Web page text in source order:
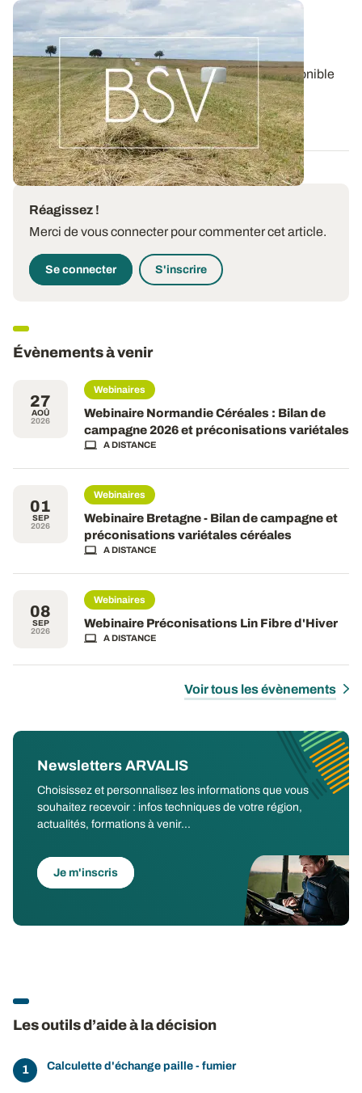
Bulletin de santé du Végétal - Lorraine :
Pommes de terre
Aujourd'hui, le BSV Pommes de terre n°17 est disponible
pour la région LORRAINE.
06 AOÛT 2026
Réagissez !
Merci de vous connecter pour commenter cet article.
Se connecter S'inscrire
Évènements à venir
27
AOÛ
2026
Webinaires
Webinaire Normandie Céréales : Bilan de
campagne 2026 et préconisations variétales
A DISTANCE
01
SEP
2026
Webinaires
Webinaire Bretagne - Bilan de campagne et
préconisations variétales céréales
A DISTANCE
08
SEP
2026
Webinaires
Webinaire Préconisations Lin Fibre d'Hiver
A DISTANCE
Voir tous les évènements
Newsletters ARVALIS
Choisissez et personnalisez les informations que vous
souhaitez recevoir : infos techniques de votre région,
actualités, formations à venir...
Je m'inscris
Les outils d’aide à la décision
Calculette d'échange paille - fumier